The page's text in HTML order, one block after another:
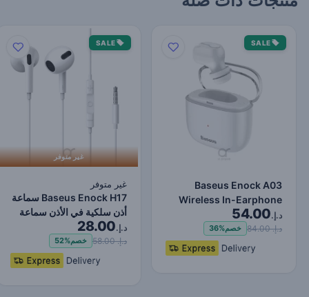
SALE
Baseus Enock A03
Wireless In-Earphone
White
د.إ.54.00
د.إ. 84.00 خصم36%
SALE
غير متوفر
غير متوفر
Baseus Enock H17 سماعة
أذن سلكية في الأذن سماعة
رأس مزودة بميكرو…
د.إ.28.00
د.إ. 58.00 خصم52%